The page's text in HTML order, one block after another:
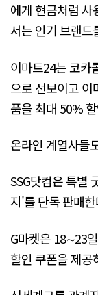
에게 현금처럼 사
서는 인기 브랜드
이마트24는 코카
으로 선보이고
품을 최대 50%
온라인 계열사들
SSG닷컴은 특별
지'를 단독 판매
G마켓은 18∼23
할인 쿠폰을 제